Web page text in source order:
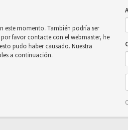
este momento. También podría ser
favor contacte con el webmaster, he
pudo haber causado. Nuestra
a continuación.